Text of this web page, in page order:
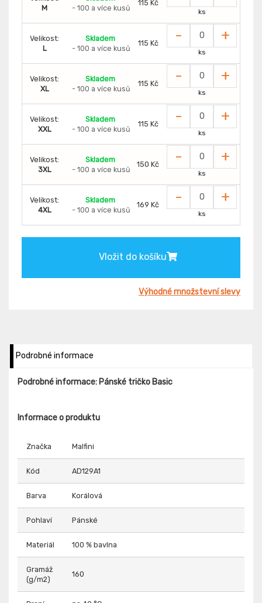
M
- 100 a více kusů
115 Kč
ks
Velikost:
L
Skladem
- 100 a více kusů
115 Kč - +
ks
Velikost:
XL
Skladem
- 100 a více kusů
115 Kč - +
ks
Velikost:
XXL
Skladem
- 100 a více kusů
115 Kč - +
ks
Velikost:
3XL
Skladem
- 100 a více kusů
150 Kč - +
ks
Velikost:
4XL
Skladem
- 100 a více kusů
169 Kč - +
ks
Vložit do košíku
Výhodné množstevní slevy
Podrobné informace
Podrobné informace: Pánské tričko Basic
Informace o produktu
Značka Malfini
Kód AD129A1
Barva Korálová
Pohlaví Pánské
Materiál 100 % bavlna
Gramáž
(g/m2)
160